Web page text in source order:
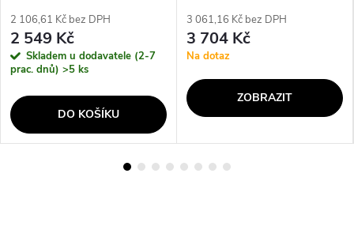
2 106,61 Kč bez DPH
2 549 Kč
Skladem u dodavatele (2-7
prac. dnů) >5 ks
DO KOŠÍKU
3 061,16 Kč bez DPH
3 704 Kč
Na dotaz
ZOBRAZIT